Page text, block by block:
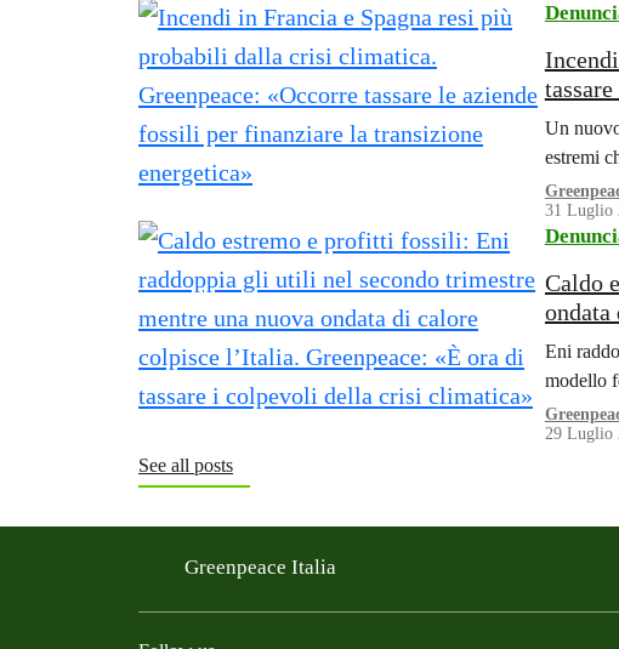
Un
estremi
31 Luglio
Caldo
Eni
modello
29 Luglio
See all posts
Greenpeace Italia